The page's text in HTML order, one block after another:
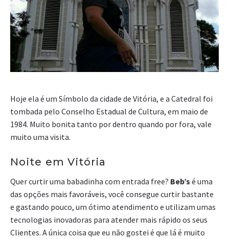
Hoje ela é um Símbolo da cidade de Vitória, e a Catedral foi
tombada pelo Conselho Estadual de Cultura, em maio de
1984. Muito bonita tanto por dentro quando por fora, vale
muito uma visita.
Noite em Vitória
Quer curtir uma babadinha com entrada free? Beb’s é uma
das opções mais favoráveis, você consegue curtir bastante
e gastando pouco, um ótimo atendimento e utilizam umas
tecnologias inovadoras para atender mais rápido os seus
Clientes. A única coisa que eu não gostei é que lá é muito